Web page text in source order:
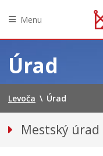
obsah
Menu
Úrad
Levoča \ Úrad
Mestský úrad